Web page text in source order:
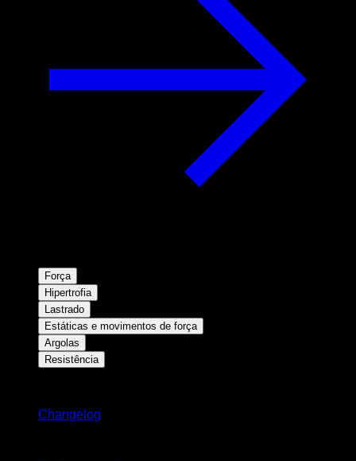
Força
Hipertrofia
Lastrado
Estáticas e movimentos de força
Argolas
Resistência
Changelog